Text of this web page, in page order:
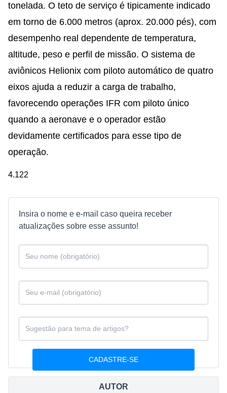
tonelada. O teto de serviço é tipicamente indicado
em torno de 6.000 metros (aprox. 20.000 pés), com
desempenho real dependente de temperatura,
altitude, peso e perfil de missão. O sistema de
aviônicos Helionix com piloto automático de quatro
eixos ajuda a reduzir a carga de trabalho,
favorecendo operações IFR com piloto único
quando a aeronave e o operador estão
devidamente certificados para esse tipo de
operação.
4.122
Insira o nome e e-mail caso queira receber
atualizações sobre esse assunto!
AUTOR